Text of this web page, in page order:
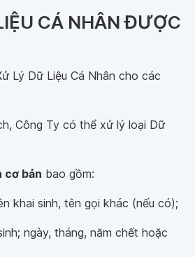
CÁ NHÂN ĐƯỢC
Lý Dữ Liệu Cá Nhân cho các
Công Ty có thể xử lý loại Dữ
cơ bản bao gồm:
khai sinh, tên gọi khác (nếu có);
ngày, tháng, năm chết hoặc